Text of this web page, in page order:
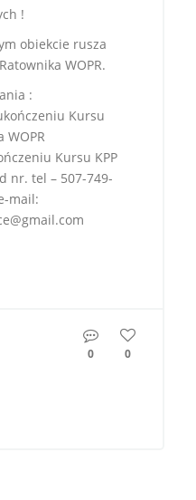
!
obiekcie rusza
WOPR.
:
Kursu
WOPR
Kursu KPP
nr. tel – 507-749-
mail:
0 0